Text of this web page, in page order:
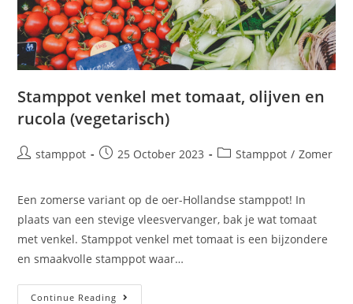
Stamppot venkel met tomaat, olijven en
rucola (vegetarisch)
stamppot 25 October 2023 Stamppot / Zomer
Een zomerse variant op de oer-Hollandse stamppot! In
plaats van een stevige vleesvervanger, bak je wat tomaat
met venkel. Stamppot venkel met tomaat is een bijzondere
en smaakvolle stamppot waar…
Continue Reading